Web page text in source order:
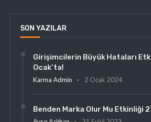
SON YAZILAR
Girişimcilerin Büyük Hataları
Ocak’ta!
Karma Admin 2 Ocak 2024
Benden Marka Olur Mu Etkinliği